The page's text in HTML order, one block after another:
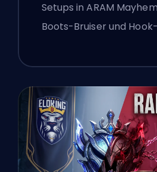
Setups in ARAM
Boots-Bruiser und